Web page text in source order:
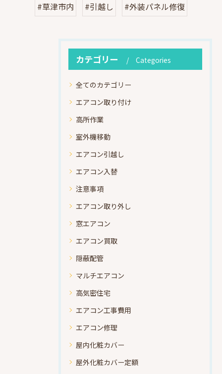
#草津市内 #引越し #外装パネル修復
カテゴリー Categories
全てのカテゴリー
エアコン取り付け
高所作業
室外機移動
エアコン引越し
エアコン入替
注意事項
エアコン取り外し
窓エアコン
エアコン買取
隠蔽配管
マルチエアコン
高気密住宅
エアコン工事費用
エアコン修理
屋内化粧カバー
屋外化粧カバー定額